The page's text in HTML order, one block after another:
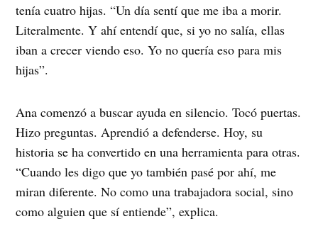
tenía cuatro hijas. “Un día sentí que me iba a morir.
Literalmente. Y ahí entendí que, si yo no salía, ellas
iban a crecer viendo eso. Yo no quería eso para mis
hijas”.
Ana comenzó a buscar ayuda en silencio. Tocó puertas.
Hizo preguntas. Aprendió a defenderse. Hoy, su
historia se ha convertido en una herramienta para otras.
“Cuando les digo que yo también pasé por ahí, me
miran diferente. No como una trabajadora social, sino
como alguien que sí entiende”, explica.